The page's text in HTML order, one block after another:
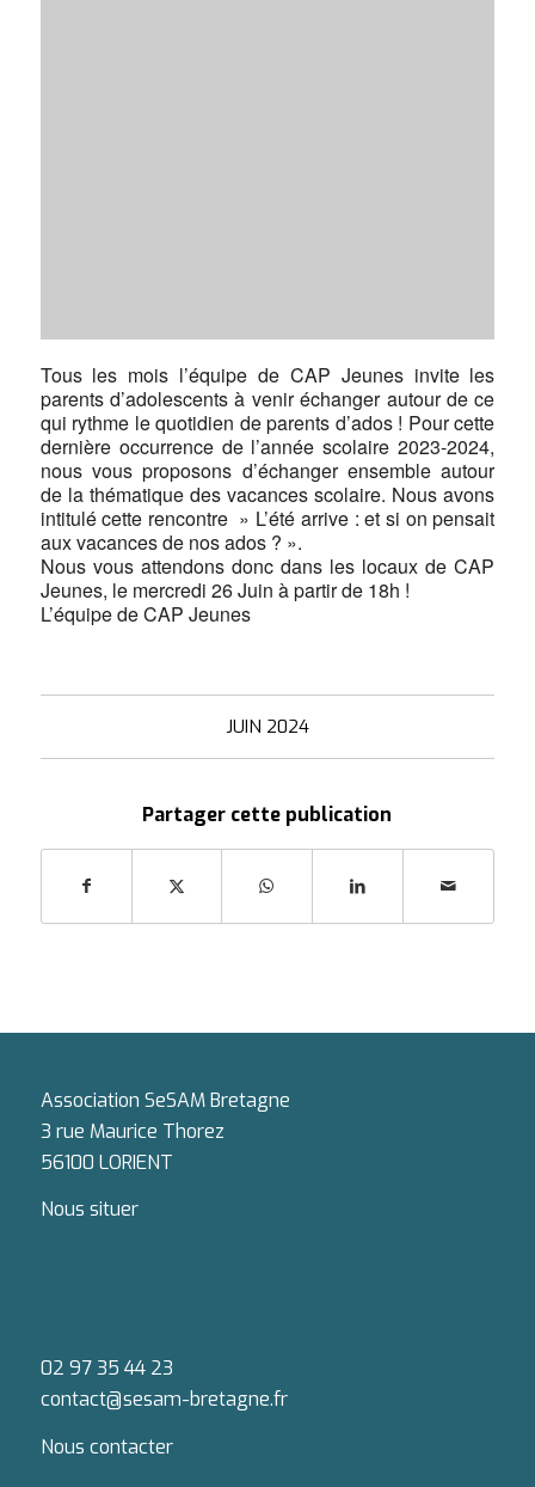
Tous les mois l’équipe de CAP Jeunes invite les
parents d’adolescents à venir échanger autour de ce
qui rythme le quotidien de parents d’ados ! Pour cette
dernière occurrence de l’année scolaire 2023-2024,
nous vous proposons d’échanger ensemble autour
de la thématique des vacances scolaire. Nous avons
intitulé cette rencontre » L’été arrive : et si on pensait
aux vacances de nos ados ? ».
Nous vous attendons donc dans les locaux de CAP
Jeunes, le mercredi 26 Juin à partir de 18h !
L’équipe de CAP Jeunes
JUIN 2024
Partager cette publication
Association SeSAM Bretagne
3 rue Maurice Thorez
56100 LORIENT
Nous situer
02 97 35 44 23
contact@sesam-bretagne.fr
Nous contacter